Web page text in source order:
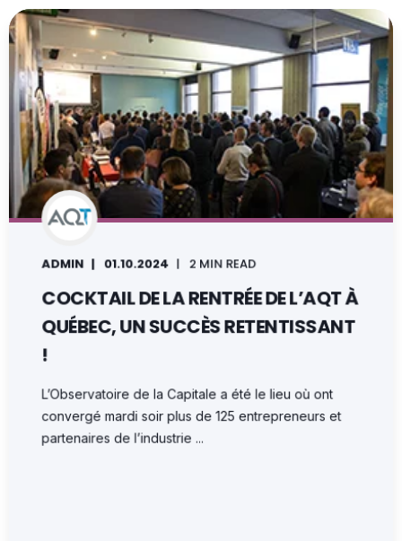
ADMIN 01.10.2024 2 MIN READ
COCKTAIL DE LA RENTRÉE DE L’AQT À
QUÉBEC, UN SUCCÈS RETENTISSANT
!
L’Observatoire de la Capitale a été le lieu où ont
convergé mardi soir plus de 125 entrepreneurs et
partenaires de l’industrie ...